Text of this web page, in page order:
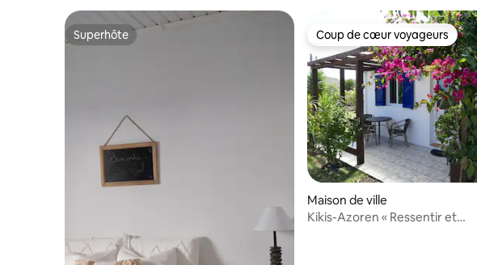
Superhôte
Superhôte Coup de cœur voyageurs
Coup de cœur voyageurs
Maison de ville
Kikis-Azoren « Ressentir et